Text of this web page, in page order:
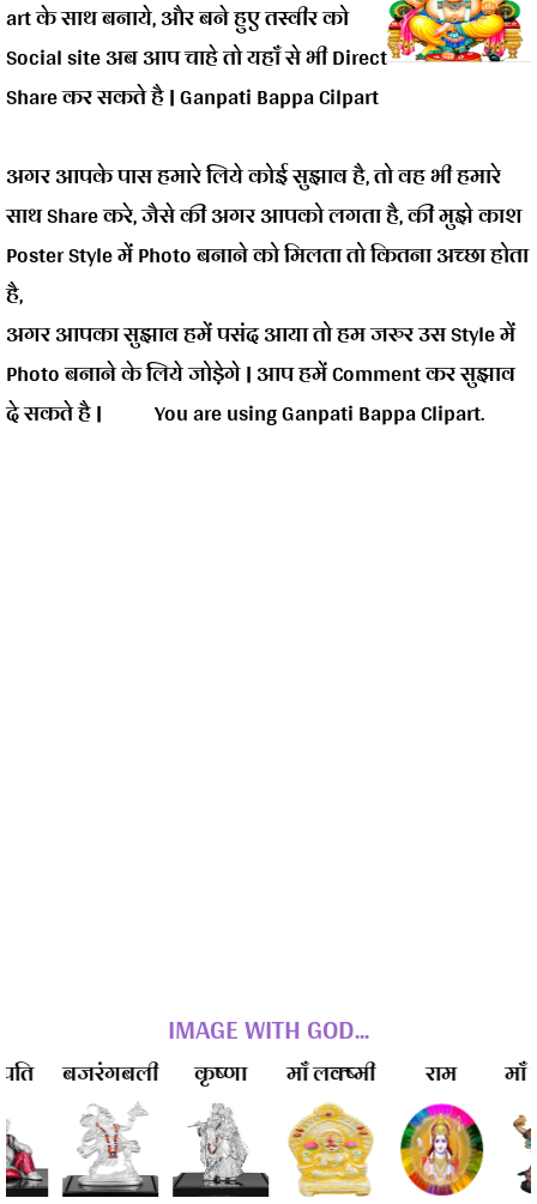
art के साथ बनाये, और बने हुए तस्वीर को
Social site अब आप चाहे तो यहाँ से भी Direct
Share कर सकते है | Ganpati Bappa Cilpart
अगर आपके पास हमारे लिये कोई सुझाव है, तो वह भी हमारे
साथ Share करे, जैसे की अगर आपको लगता है, की मुझे काश
Poster Style में Photo बनाने को मिलता तो कितना अच्छा होता
है,
अगर आपका सुझाव हमें पसंद आया तो हम जरुर उस Style में
Photo बनाने के लिये जोड़ेगे | आप हमें Comment कर सुझाव
दे सकते है | You are using Ganpati Bappa Clipart.
IMAGE WITH GOD...
बजरंगबली कृष्णा माँ लक्ष्मी माँ